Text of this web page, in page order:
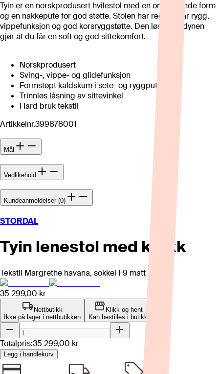
Tyin er en norskprodusert hvilestol med en omsluttende form
og en nakkepute for god støtte. Stolen har regulerbar rygg,
vippefunksjon og god korsryggstøtte. Den løse setedynen
gjør at du får en soft og god sittekomfort.
Norskprodusert
Sving-, vippe- og glidefunksjon
Formstøpt kaldskum i sete- og ryggpute
Trinnløs låsning av sittevinkel
Hard bruk tekstil
Artikkelnr.399878001
Mål
Vedlikehold
Kundeanmeldelser (0)
STORDAL
Tyin lenestol med krakk
Tekstil Margrethe havana, sokkel F9 matt sort.
35 299,00 kr
Nettbutikk
Ikke på lager i nettbutikken
Klikk og hent
Kan bestilles i butikk
Totalpris:35 299,00 kr
Legg i handlekurv